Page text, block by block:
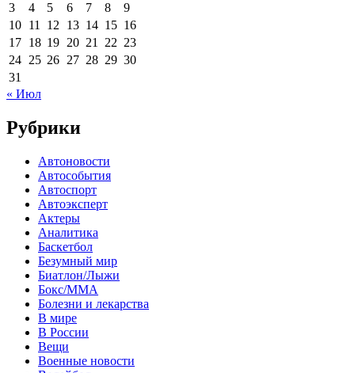
3
4 5 6 7 8
9
10 11 12 13 14 15 16
17 18 19 20 21 22 23
24 25 26 27 28 29 30
31
« Июл
Рубрики
Автоновости
Автособытия
Автоспорт
Автоэксперт
Актеры
Аналитика
Баскетбол
Безумный мир
Биатлон/Лыжи
Бокс/MMA
Болезни и лекарства
В мире
В России
Вещи
Военные новости